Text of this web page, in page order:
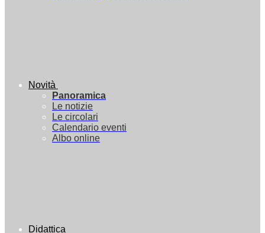
Novità
Panoramica
Le notizie
Le circolari
Calendario eventi
Albo online
Didattica